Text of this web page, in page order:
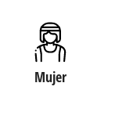
Mujer